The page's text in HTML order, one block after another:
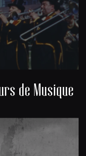
de Musique